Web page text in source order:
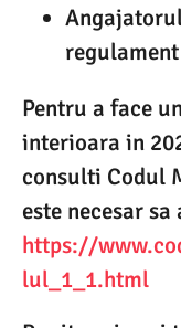
regulament
Pentru a face
interioara in
consulti Codul
este necesar
https://
lul_1_1.html